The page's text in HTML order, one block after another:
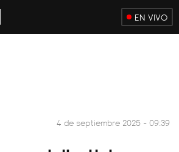
EN VIVO
4 de septiembre 2025 - 09:39